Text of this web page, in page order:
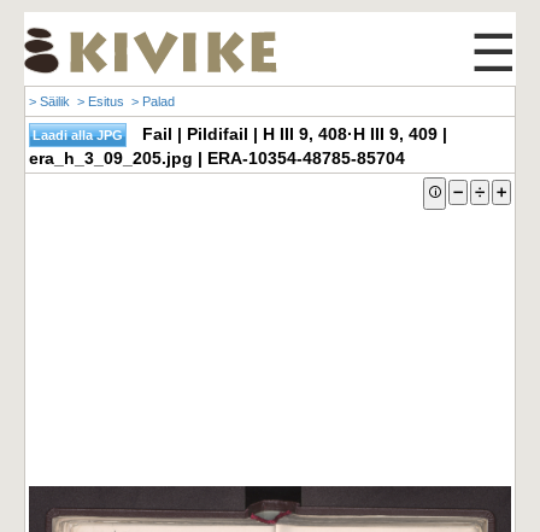
☰
> Säilik > Esitus > Palad
Fail | Pildifail | H III 9, 408·H III 9, 409 |
era_h_3_09_205.jpg | ERA-10354-48785-85704